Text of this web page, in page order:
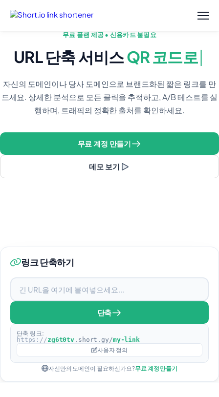
무료 플랜 제공 • 신용카드 불필요
URL 단축 서비스QR 코드로
자신의 도메인이나 당사 도메인으로 브랜드화된 짧은 링크를 만
드세요. 상세한 분석으로 모든 클릭을 추적하고, A/B 테스트를 실
행하며, 트래픽의 정확한 출처를 확인하세요.
무료 계정 만들기
데모 보기
링크 단축하기
단축
단축 링크:
https://zg6t0tv .short.gy/my-link
사용자 정의
자신만의 도메인이 필요하신가요?무료 계정 만들기